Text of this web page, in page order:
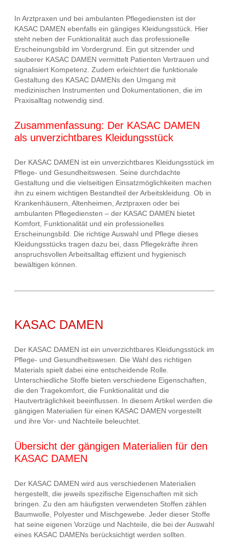
In Arztpraxen und bei ambulanten Pflegediensten ist der
KASAC DAMEN ebenfalls ein gängiges Kleidungsstück. Hier
steht neben der Funktionalität auch das professionelle
Erscheinungsbild im Vordergrund. Ein gut sitzender und
sauberer KASAC DAMEN vermittelt Patienten Vertrauen und
signalisiert Kompetenz. Zudem erleichtert die funktionale
Gestaltung des KASAC DAMENs den Umgang mit
medizinischen Instrumenten und Dokumentationen, die im
Praxisalltag notwendig sind.
Zusammenfassung: Der KASAC DAMEN
als unverzichtbares Kleidungsstück
Der KASAC DAMEN ist ein unverzichtbares Kleidungsstück im
Pflege- und Gesundheitswesen. Seine durchdachte
Gestaltung und die vielseitigen Einsatzmöglichkeiten machen
ihn zu einem wichtigen Bestandteil der Arbeitskleidung. Ob in
Krankenhäusern, Altenheimen, Arztpraxen oder bei
ambulanten Pflegediensten – der KASAC DAMEN bietet
Komfort, Funktionalität und ein professionelles
Erscheinungsbild. Die richtige Auswahl und Pflege dieses
Kleidungsstücks tragen dazu bei, dass Pflegekräfte ihren
anspruchsvollen Arbeitsalltag effizient und hygienisch
bewältigen können.
KASAC DAMEN
Der KASAC DAMEN ist ein unverzichtbares Kleidungsstück im
Pflege- und Gesundheitswesen. Die Wahl des richtigen
Materials spielt dabei eine entscheidende Rolle.
Unterschiedliche Stoffe bieten verschiedene Eigenschaften,
die den Tragekomfort, die Funktionalität und die
Hautverträglichkeit beeinflussen. In diesem Artikel werden die
gängigen Materialien für einen KASAC DAMEN vorgestellt
und ihre Vor- und Nachteile beleuchtet.
Übersicht der gängigen Materialien für den
KASAC DAMEN
Der KASAC DAMEN wird aus verschiedenen Materialien
hergestellt, die jeweils spezifische Eigenschaften mit sich
bringen. Zu den am häufigsten verwendeten Stoffen zählen
Baumwolle, Polyester und Mischgewebe. Jeder dieser Stoffe
hat seine eigenen Vorzüge und Nachteile, die bei der Auswahl
eines KASAC DAMENs berücksichtigt werden sollten.